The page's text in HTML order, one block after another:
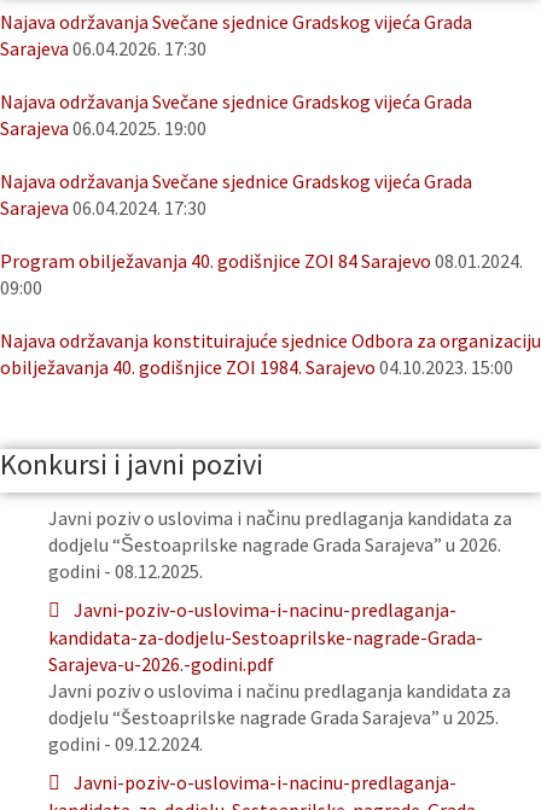
Najava održavanja Svečane sjednice Gradskog vijeća Grada
Sarajeva 06.04.2026. 17:30
Najava održavanja Svečane sjednice Gradskog vijeća Grada
Sarajeva 06.04.2025. 19:00
Najava održavanja Svečane sjednice Gradskog vijeća Grada
Sarajeva 06.04.2024. 17:30
Program obilježavanja 40. godišnjice ZOI 84 Sarajevo 08.01.2024.
09:00
Najava održavanja konstituirajuće sjednice Odbora za organizaciju
obilježavanja 40. godišnjice ZOI 1984. Sarajevo 04.10.2023. 15:00
Konkursi i javni pozivi
Javni poziv o uslovima i načinu predlaganja kandidata za
dodjelu “Šestoaprilske nagrade Grada Sarajeva” u 2026.
godini - 08.12.2025.
Javni-poziv-o-uslovima-i-nacinu-predlaganja-
kandidata-za-dodjelu-Sestoaprilske-nagrade-Grada-
Sarajeva-u-2026.-godini.pdf
Javni poziv o uslovima i načinu predlaganja kandidata za
dodjelu “Šestoaprilske nagrade Grada Sarajeva” u 2025.
godini - 09.12.2024.
Javni-poziv-o-uslovima-i-nacinu-predlaganja-